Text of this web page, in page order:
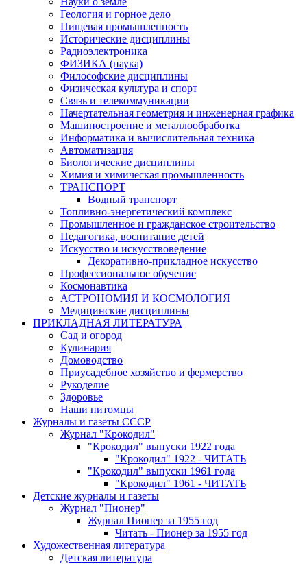
Геология и горное дело
Пищевая промышленность
Исторические дисциплины
Радиоэлектроника
ФИЗИКА (наука)
Философские дисциплины
Физическая культура и спорт
Связь и телекоммуникации
Начертательная геометрия и инженерная графика
Машиностроение и металлообработка
Информатика и вычислительная техника
Автоматизация
Биологические дисциплины
Химия и химическая промышленность
ТРАНСПОРТ
Водный транспорт
Топливно-энергетический комплекс
Промышленное и гражданское строительство
Педагогика, воспитание детей
Искусство и искусствоведение
Декоративно-прикладное искусство
Профессиональное обучение
Космонавтика
АСТРОНОМИЯ И КОСМОЛОГИЯ
Медицинские дисциплины
ПРИКЛАДНАЯ ЛИТЕРАТУРА
Сад и огород
Кулинария
Домоводство
Приусадебное хозяйство и фермерство
Рукоделие
Здоровье
Наши питомцы
Журналы и газеты СССР
Журнал "Крокодил"
"Крокодил" выпуски 1922 года
"Крокодил" 1922 - ЧИТАТЬ
"Крокодил" выпуски 1961 года
"Крокодил" 1961 - ЧИТАТЬ
Детские журналы и газеты
Журнал "Пионер"
Журнал Пионер за 1955 год
Читать - Пионер за 1955 год
Художественная литература
Детская литература